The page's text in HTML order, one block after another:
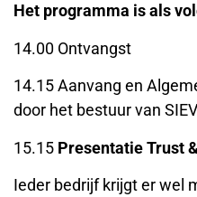
Het programma is als
14.00 Ontvangst
14.15 Aanvang en
door het bestuur van
15.15 Presentatie Trust
Ieder bedrijf krijgt er wel